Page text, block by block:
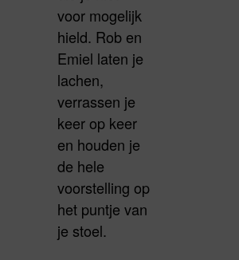
voor mogelijk
hield. Rob en
Emiel laten je
lachen,
verrassen je
keer op keer
en houden je
de hele
voorstelling op
het puntje van
je stoel.